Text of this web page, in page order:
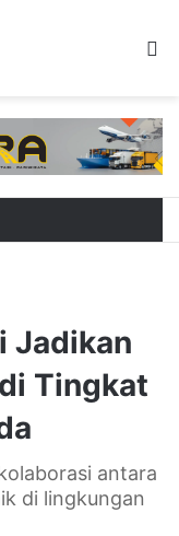
Jadikan
Tingkat
antara
di lingkungan